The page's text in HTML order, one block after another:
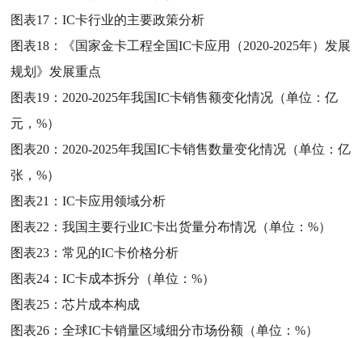
图表17：IC卡行业的主要政策分析
图表18：
《国家金卡工程全国IC卡应用（2020-2025年）发展
规划》发展重点
图表19： 2020-2025年我国IC卡销售额变化情况（单位：亿
元，%）
图表20： 2020-2025年我国IC卡销售数量变化情况（单位：亿
张，%）
图表21：IC卡应用领域分析
图表22：我国主要行业IC卡出货量分布情况（单位：%）
图表23：常见的IC卡价格分析
图表24：IC卡成本拆分（单位：%）
图表25：芯片成本构成
图表26：全球IC卡销量区域细分市场份额（单位：%）